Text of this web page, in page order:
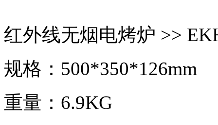
红外线无烟电烤炉 >>
规格：500*350*126mm
重量：6.9KG